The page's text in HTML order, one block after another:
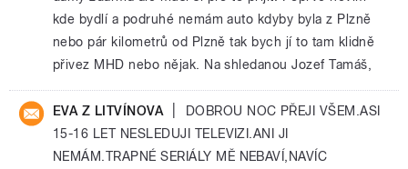
kde bydlí a podruhé nemám auto kdyby byla z Plzně
nebo pár kilometrů od Plzně tak bych jí to tam klidně
přivez MHD nebo nějak. Na shledanou Jozef Tamáš,
EVA Z LITVÍNOVA
DOBROU NOC PŘEJI VŠEM.ASI
15-16 LET NESLEDUJI TELEVIZI.ANI JI
NEMÁM.TRAPNÉ SERIÁLY MĚ NEBAVÍ,NAVÍC